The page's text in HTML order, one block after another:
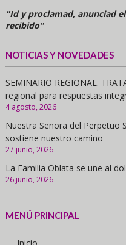
"Id y proclamad, anunciad
recibido"
NOTICIAS Y NOVEDADES
SEMINARIO REGIONAL.
regional para respuestas
4 agosto, 2026
Nuestra Señora del Perpetuo
sostiene nuestro camino
27 junio, 2026
La Familia Oblata se une al
26 junio, 2026
MENÚ PRINCIPAL